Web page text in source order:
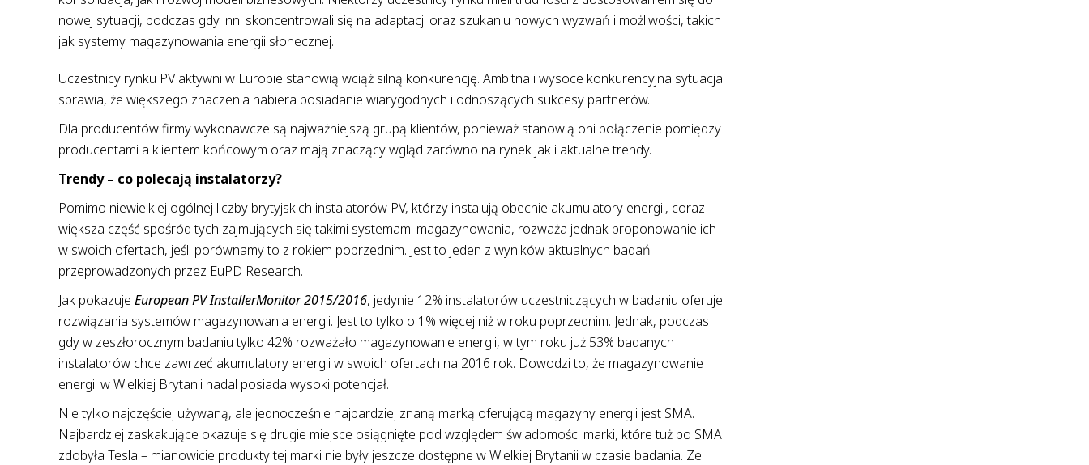
nowej sytuacji, podczas gdy inni skoncentrowali się na adaptacji oraz szukaniu nowych wyzwań i możliwości, takich
jak systemy magazynowania energii słonecznej.
Uczestnicy rynku PV aktywni w Europie stanowią wciąż silną konkurencję. Ambitna i wysoce konkurencyjna sytuacja
sprawia, że większego znaczenia nabiera posiadanie wiarygodnych i odnoszących sukcesy partnerów.
Dla producentów firmy wykonawcze są najważniejszą grupą klientów, ponieważ stanowią oni połączenie pomiędzy
producentami a klientem końcowym oraz mają znaczący wgląd zarówno na rynek jak i aktualne trendy.
Trendy – co polecają instalatorzy?
Pomimo niewielkiej ogólnej liczby brytyjskich instalatorów PV, którzy instalują obecnie akumulatory energii, coraz
większa część spośród tych zajmujących się takimi systemami magazynowania, rozważa jednak proponowanie ich
w swoich ofertach, jeśli porównamy to z rokiem poprzednim. Jest to jeden z wyników aktualnych badań
przeprowadzonych przez EuPD Research.
Jak pokazuje European PV InstallerMonitor 2015/2016, jedynie 12% instalatorów uczestniczących w badaniu oferuje
rozwiązania systemów magazynowania energii. Jest to tylko o 1% więcej niż w roku poprzednim. Jednak, podczas
gdy w zeszłorocznym badaniu tylko 42% rozważało magazynowanie energii, w tym roku już 53% badanych
instalatorów chce zawrzeć akumulatory energii w swoich ofertach na 2016 rok. Dowodzi to, że magazynowanie
energii w Wielkiej Brytanii nadal posiada wysoki potencjał.
Nie tylko najczęściej używaną, ale jednocześnie najbardziej znaną marką oferującą magazyny energii jest SMA.
Najbardziej zaskakujące okazuje się drugie miejsce osiągnięte pod względem świadomości marki, które tuż po SMA
zdobyła Tesla – mianowicie produkty tej marki nie były jeszcze dostępne w Wielkiej Brytanii w czasie badania. Ze